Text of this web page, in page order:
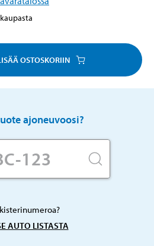
OSTOSKORIIN
ajoneuvoosi?
AUTO LISTASTA